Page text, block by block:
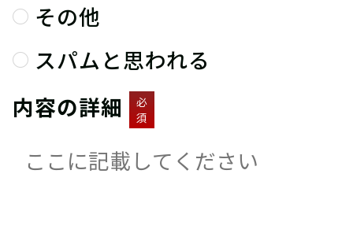
その他
スパムと思われる
内容の詳細
必
須